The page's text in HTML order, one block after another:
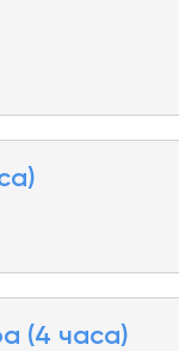
(4 часа)